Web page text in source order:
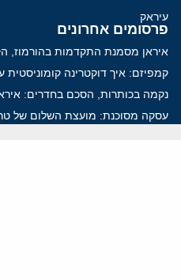
עיראק
פרסומים אחרונים
איראן מסמנת התקדמות בהורמוז,
קמפיזם: איך דוקטרינה
נקמה בכותרות, הסכם בחדרים:
עסקה מסוכנת: מועצת השלום של